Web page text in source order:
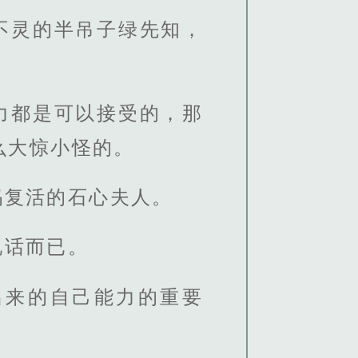
的半吊子绿先知，
都是可以接受的，那
惊小怪的。
活的石心夫人。
而已。
的自己能力的重要